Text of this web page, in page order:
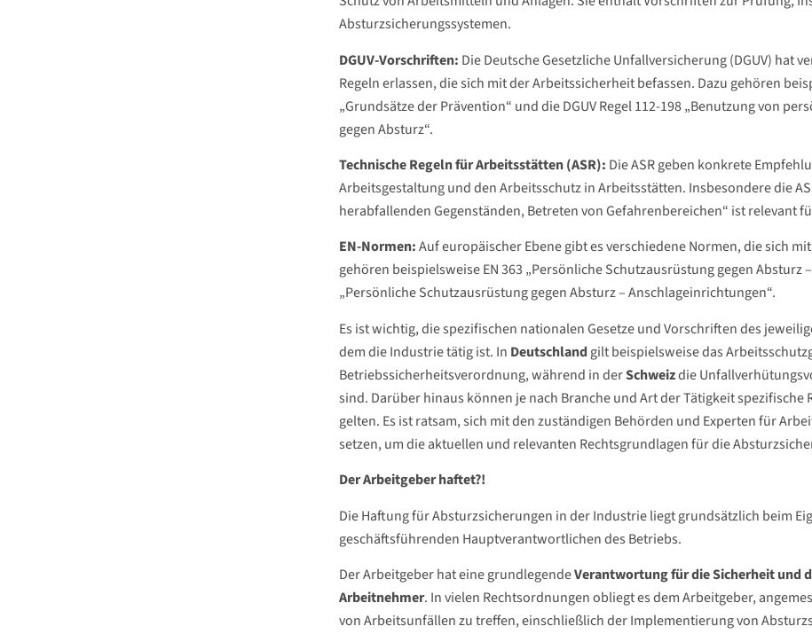
Absturzsicherungssystemen.
DGUV-Vorschriften: Die Deutsche Gesetzliche Unfallversicherung (DGUV) hat
Regeln erlassen, die sich mit der Arbeitssicherheit befassen. Dazu gehören
„Grundsätze der Prävention“ und die DGUV Regel 112-198 „Benutzung von
gegen Absturz“.
Technische Regeln für Arbeitsstätten (ASR): Die ASR geben konkrete
Arbeitsgestaltung und den Arbeitsschutz in Arbeitsstätten. Insbesondere die
herabfallenden Gegenständen, Betreten von Gefahrenbereichen“ ist relevant
EN-Normen:Auf europäischer Ebene gibt es verschiedene Normen, die sich
gehören beispielsweise EN 363 „Persönliche Schutzausrüstung gegen Absturz
„Persönliche Schutzausrüstung gegen Absturz – Anschlageinrichtungen“.
Es ist wichtig, die spezifischen nationalen Gesetze und Vorschriften des
dem die Industrie tätig ist. In Deutschland gilt beispielsweise das
Betriebssicherheitsverordnung, während in derSchweizdie
sind. Darüber hinaus können je nach Branche und Art der Tätigkeit spezifische
gelten. Es ist ratsam, sich mit den zuständigen Behörden und Experten für
setzen, um die aktuellen und relevanten Rechtsgrundlagen für die
Der Arbeitgeber haftet?!
Die Haftung für Absturzsicherungen in der Industrie liegt grundsätzlich beim
geschäftsführenden Hauptverantwortlichen des Betriebs.
Der Arbeitgeber hat eine grundlegendeVerantwortung für die Sicherheit und
Arbeitnehmer. In vielen Rechtsordnungen obliegt es dem Arbeitgeber,
von Arbeitsunfällen zu treffen, einschließlich der Implementierung von